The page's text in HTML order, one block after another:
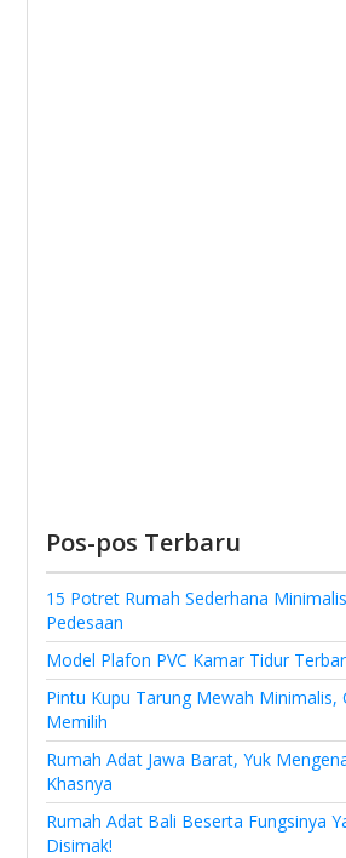
Pos-pos Terbaru
15 Potret Rumah Sederhana
Pedesaan
Model Plafon PVC Kamar Tidur
Pintu Kupu Tarung Mewah Minimalis,
Memilih
Rumah Adat Jawa Barat, Yuk
Khasnya
Rumah Adat Bali Beserta Fungsinya
Disimak!